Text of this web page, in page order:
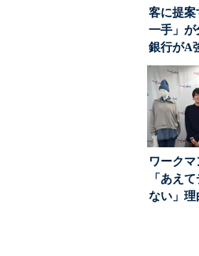
客に提案
一手」
銀行がA
る“One
ワーク
「あえ
ない」